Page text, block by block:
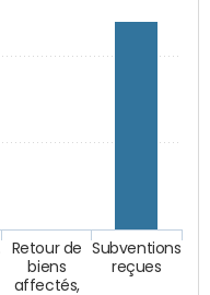
Retour de
biens
affectés,
Subventions
reçues